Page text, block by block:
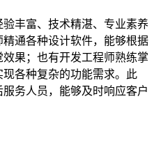
丰富、技术精湛、专业素养
通各种设计软件，能够根据
果；也有开发工程师熟练掌
各种复杂的功能需求。此
务人员，能够及时响应客户